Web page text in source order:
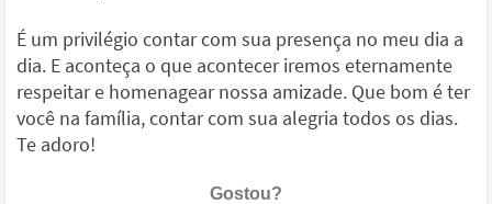
É um privilégio contar com sua presença no meu dia a
dia. E aconteça o que acontecer iremos eternamente
respeitar e homenagear nossa amizade. Que bom é ter
você na família, contar com sua alegria todos os dias.
Te adoro!
Gostou?